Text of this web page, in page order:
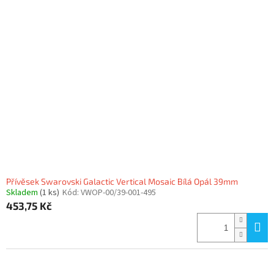
Přívěsek Swarovski Galactic Vertical Mosaic Bílá Opál 39mm
Skladem (1 ks) Kód: VWOP-00/39-001-495
453,75 Kč